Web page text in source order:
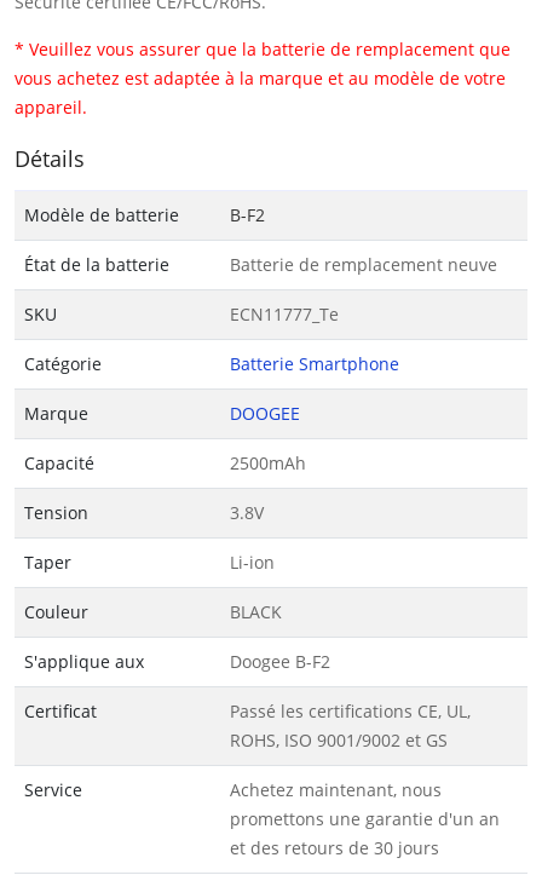
* Veuillez vous assurer que la batterie de remplacement que
vous achetez est adaptée à la marque et au modèle de votre
appareil.
Détails
Modèle de batterie B-F2
État de la batterie Batterie de remplacement neuve
SKU ECN11777_Te
Catégorie Batterie Smartphone
Marque DOOGEE
Capacité 2500mAh
Tension 3.8V
Taper Li-ion
Couleur BLACK
S'applique aux Doogee B-F2
Certificat
Passé les certifications CE, UL,
ROHS, ISO 9001/9002 et GS
Service
Achetez maintenant, nous
promettons une garantie d'un an
et des retours de 30 jours